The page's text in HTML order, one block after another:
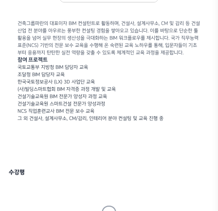
과정 난이도 INTERMEDIATE
본 강의는 레빗을 바탕으로한 엔스케이프에 대하여 초보자부터 기본을 익히
없이 수강할 수 있는 기본 강의 입니다.
본 강의 수강 전 [Revit 입문편] 및 [Revit 활용편] 수강 마치신 후 수강하시
얻으실 수 있습니다.
Beginner
사용 소프트웨어